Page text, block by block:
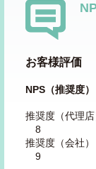
お客様評価
NPS（推奨度）
推奨度（代理店
8
推奨度（会社）
9